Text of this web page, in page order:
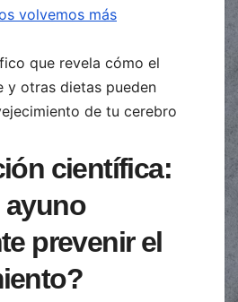
volvemos más
científica:
ayuno
prevenir el